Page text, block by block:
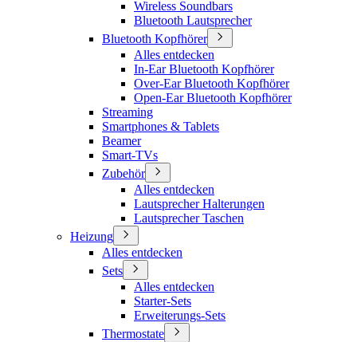
Wireless Soundbars
Bluetooth Lautsprecher
Bluetooth Kopfhörer
Alles entdecken
In-Ear Bluetooth Kopfhörer
Over-Ear Bluetooth Kopfhörer
Open-Ear Bluetooth Kopfhörer
Streaming
Smartphones & Tablets
Beamer
Smart-TVs
Zubehör
Alles entdecken
Lautsprecher Halterungen
Lautsprecher Taschen
Heizung
Alles entdecken
Sets
Alles entdecken
Starter-Sets
Erweiterungs-Sets
Thermostate